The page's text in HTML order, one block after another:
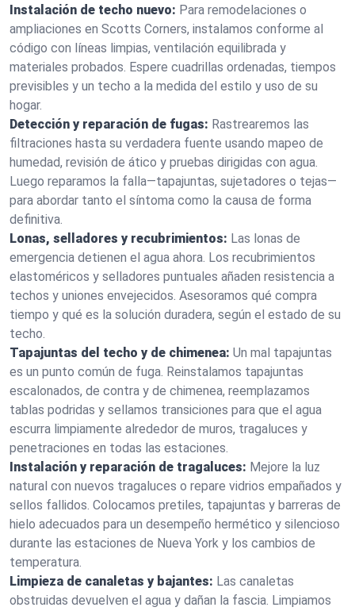
Instalación de techo nuevo: Para remodelaciones o
ampliaciones en Scotts Corners, instalamos conforme al
código con líneas limpias, ventilación equilibrada y
materiales probados. Espere cuadrillas ordenadas, tiempos
previsibles y un techo a la medida del estilo y uso de su
hogar.
Detección y reparación de fugas: Rastrearemos las
filtraciones hasta su verdadera fuente usando mapeo de
humedad, revisión de ático y pruebas dirigidas con agua.
Luego reparamos la falla—tapajuntas, sujetadores o tejas—
para abordar tanto el síntoma como la causa de forma
definitiva.
Lonas, selladores y recubrimientos: Las lonas de
emergencia detienen el agua ahora. Los recubrimientos
elastoméricos y selladores puntuales añaden resistencia a
techos y uniones envejecidos. Asesoramos qué compra
tiempo y qué es la solución duradera, según el estado de su
techo.
Tapajuntas del techo y de chimenea: Un mal tapajuntas
es un punto común de fuga. Reinstalamos tapajuntas
escalonados, de contra y de chimenea, reemplazamos
tablas podridas y sellamos transiciones para que el agua
escurra limpiamente alrededor de muros, tragaluces y
penetraciones en todas las estaciones.
Instalación y reparación de tragaluces: Mejore la luz
natural con nuevos tragaluces o repare vidrios empañados y
sellos fallidos. Colocamos pretiles, tapajuntas y barreras de
hielo adecuados para un desempeño hermético y silencioso
durante las estaciones de Nueva York y los cambios de
temperatura.
Limpieza de canaletas y bajantes: Las canaletas
obstruidas devuelven el agua y dañan la fascia. Limpiamos